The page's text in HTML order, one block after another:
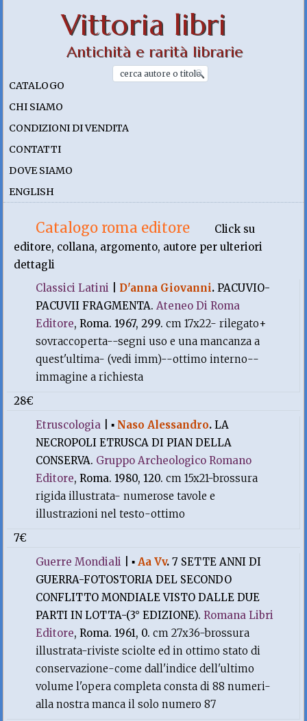
Vittoria libri
Antichità e rarità librarie
CATALOGO
CHI SIAMO
CONDIZIONI DI VENDITA
CONTATTI
DOVE SIAMO
ENGLISH
Catalogo roma editore
Click su
editore, collana, argomento, autore per ulteriori
dettagli
Classici Latini
D'anna Giovanni.PACUVIO-
PACUVII FRAGMENTA.Ateneo Di Roma
Editore, Roma. 1967, 299.cm 17x22- rilegato+
sovraccoperta--segni uso e una mancanza a
quest'ultima- (vedi imm)--ottimo interno--
immagine a richiesta
28€
Etruscologia |▪ Naso Alessandro.LA
NECROPOLI ETRUSCA DI PIAN DELLA
CONSERVA. Gruppo Archeologico Romano
Editore, Roma. 1980, 120.cm 15x21-brossura
rigida illustrata- numerose tavole e
illustrazioni nel testo-ottimo
7€
Guerre Mondiali |▪Aa Vv.7 SETTE ANNI DI
GUERRA-FOTOSTORIA DEL SECONDO
CONFLITTO MONDIALE VISTO DALLE DUE
PARTI IN LOTTA-(3° EDIZIONE).Romana Libri
Editore, Roma. 1961, 0.cm 27x36-brossura
illustrata-riviste sciolte ed in ottimo stato di
conservazione-come dall'indice dell'ultimo
volume l'opera completa consta di 88 numeri-
alla nostra manca il solo numero 87